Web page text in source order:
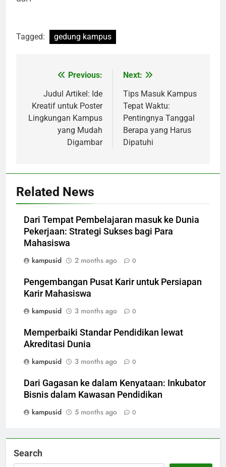
Tagged: gedung kampus
navigation
Previous:
Judul Artikel: Ide
Kreatif untuk Poster
Lingkungan Kampus
yang Mudah
Digambar
Next:
Tips Masuk Kampus
Tepat Waktu:
Pentingnya Tanggal
Berapa yang Harus
Dipatuhi
Related News
Dari Tempat Pembelajaran masuk ke Dunia
Pekerjaan: Strategi Sukses bagi Para
Mahasiswa
kampusid
2 months ago 0
Pengembangan Pusat Karir untuk Persiapan
Karir Mahasiswa
kampusid
3 months ago 0
Memperbaiki Standar Pendidikan lewat
Akreditasi Dunia
kampusid
3 months ago 0
Dari Gagasan ke dalam Kenyataan: Inkubator
Bisnis dalam Kawasan Pendidikan
kampusid
5 months ago 0
Search